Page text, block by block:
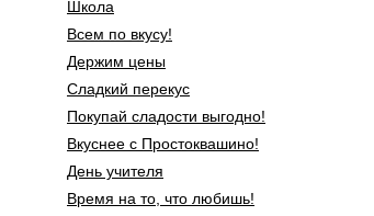
Школа
Всем по вкусу!
Держим цены
Сладкий перекус
Покупай сладости выгодно!
Вкуснее с Простоквашино!
День учителя
Время на то, что любишь!